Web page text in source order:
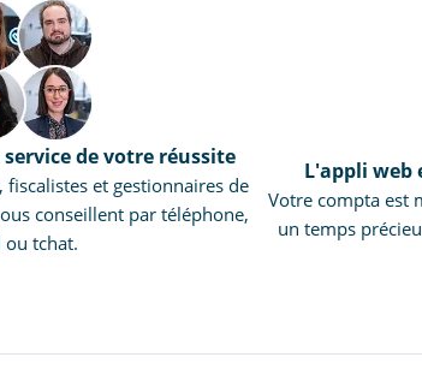
de votre réussite
et gestionnaires de
conseillent par téléphone,
ou tchat.
L'appli web
Votre compta est
un temps